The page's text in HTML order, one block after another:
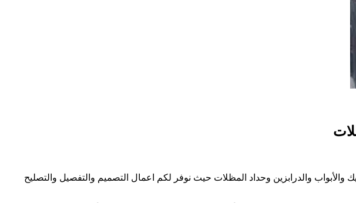
والدرابزين وحداد المظلات حيث نوفر لكم اعمال التصميم والتفصيل والتصليح